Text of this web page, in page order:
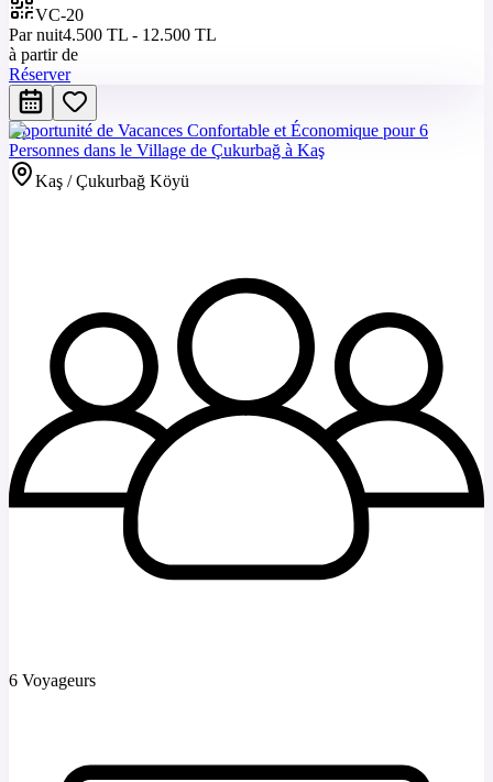
VC-20
Par nuit4.500 TL - 12.500 TL
à partir de
Réserver
Opportunité de Vacances Confortable et Économique pour 6
Personnes dans le Village de Çukurbağ à Kaş
Kaş / Çukurbağ Köyü
6 Voyageurs